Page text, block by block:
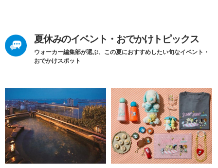
夏休みのイベント・おでかけトピックス
ウォーカー編集部が選ぶ、この夏におすすめしたい旬なイベント・
おでかけスポット